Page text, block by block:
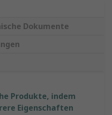
Dokumente
Produkte, indem
Eigenschaften